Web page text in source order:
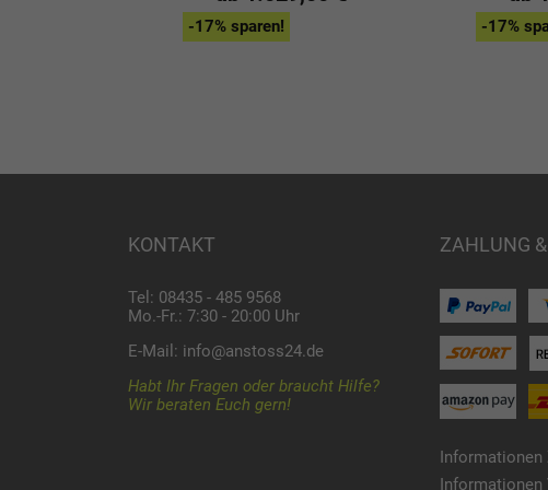
-17% sparen! -17%
KONTAKT
Tel: 08435 - 485 9568
Mo.-Fr.: 7:30 - 20:00 Uhr
E-Mail: info@anstoss24.de
Habt Ihr Fragen oder braucht Hilfe?
Wir beraten Euch gern!
ZAHLUNG
Informationen
Informationen